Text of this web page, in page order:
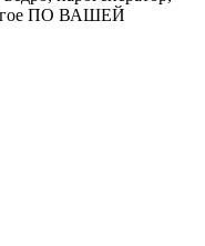
ПО ВАШЕЙ